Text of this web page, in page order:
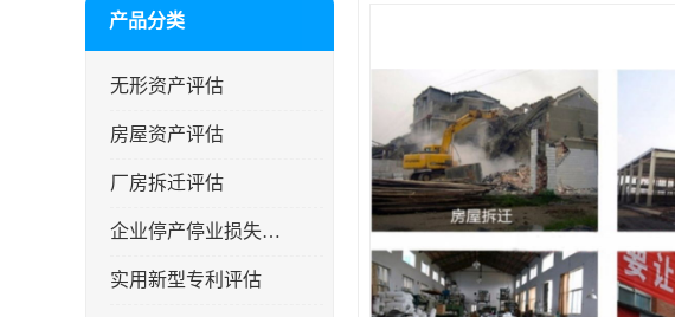
产品分类
无形资产评估
房屋资产评估
厂房拆迁评估
企业停产停业损失评估
实用新型专利评估